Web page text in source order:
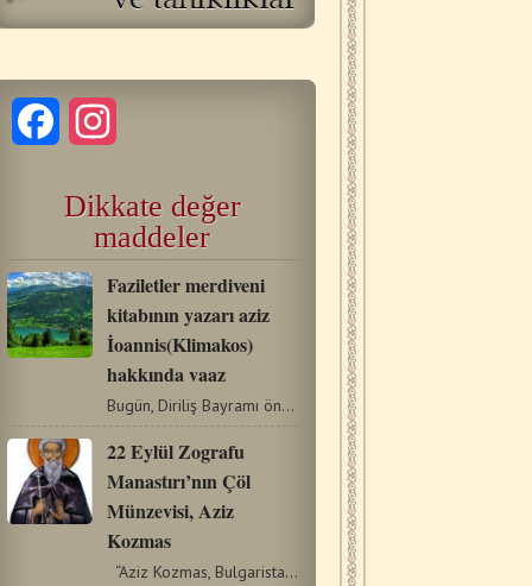
Facebook
Dikkate değer
maddeler
Faziletler merdiveni
kitabının yazarı aziz
İoannis(Klimakos)
hakkında vaaz
Bugün, Diriliş Bayramı öncesi Büyük Oruç Dönemi’nin…
22 Eylül Zografu
Manastırı’nın Çöl
Münzevisi, Aziz
Kozmas
“Aziz Kozmas, Bulgaristan’da doğdu, dindar ailesi…